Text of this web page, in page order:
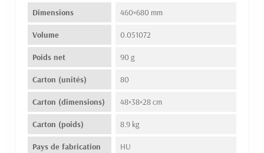
Dimensions 460×680 mm
Volume 0.051072
Poids net 90 g
Carton (unités) 80
Carton (dimensions) 48×38×28 cm
Carton (poids) 8.9 kg
Pays de fabrication HU